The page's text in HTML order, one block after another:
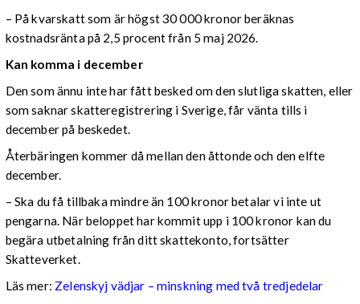
– På kvarskatt som är högst 30 000 kronor beräknas
kostnadsränta på 2,5 procent från 5 maj 2026.
Kan komma i december
Den som ännu inte har fått besked om den slutliga skatten, eller
som saknar skatteregistrering i Sverige, får vänta tills i
december på beskedet.
Återbäringen kommer då mellan den åttonde och den elfte
december.
– Ska du få tillbaka mindre än 100 kronor betalar vi inte ut
pengarna. När beloppet har kommit upp i 100 kronor kan du
begära utbetalning från ditt skattekonto, fortsätter
Skatteverket.
Läs mer: Zelenskyj vädjar – minskning med två tredjedelar